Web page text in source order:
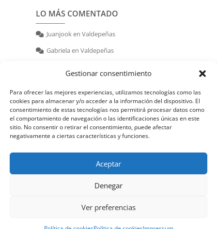
Gestionar consentimiento
Para ofrecer las mejores experiencias, utilizamos tecnologías como las
cookies para almacenar y/o acceder a la información del dispositivo. El
consentimiento de estas tecnologías nos permitirá procesar datos como
el comportamiento de navegación o las identificaciones únicas en este
sitio. No consentir o retirar el consentimiento, puede afectar
negativamente a ciertas características y funciones.
Aceptar
Denegar
Ver preferencias
LO MÁS COMENTADO
Juanjooken Valdepeñas
Gabriela en Valdepeñas